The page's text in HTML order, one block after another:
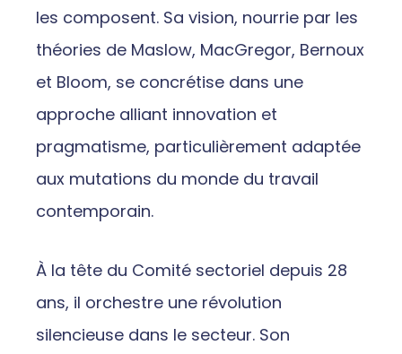
les composent. Sa vision, nourrie par les
théories de Maslow, MacGregor, Bernoux
et Bloom, se concrétise dans une
approche alliant innovation et
pragmatisme, particulièrement adaptée
aux mutations du monde du travail
contemporain.
À la tête du Comité sectoriel depuis 28
ans, il orchestre une révolution
silencieuse dans le secteur. Son